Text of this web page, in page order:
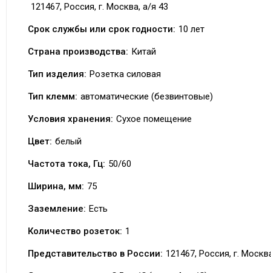
121467, Россия, г. Москва, а/я 43
Срок службы или срок годности: 10 лет
Страна производства: Китай
Тип изделия: Розетка силовая
Тип клемм: автоматические (безвинтовые)
Условия хранения: Сухое помещение
Цвет: белый
Частота тока, Гц: 50/60
Ширина, мм: 75
Заземление: Есть
Количество розеток: 1
Представительство в России: 121467, Россия, г.